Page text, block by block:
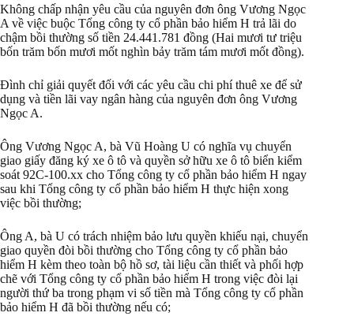
Không chấp nhận yêu cầu của nguyên đơn ông Vương Ngọc
A về việc buộc Tổng công ty cổ phần bảo hiểm H trả lãi do
chậm bồi thường số tiền 24.441.781 đồng (Hai mươi tư triệu
bốn trăm bốn mươi mốt nghìn bảy trăm tám mươi mốt đồng).
Đình chỉ giải quyết đối với các yêu cầu chi phí thuê xe để sử
dụng và tiền lãi vay ngân hàng của nguyên đơn ông Vương
Ngọc A.
Ông Vương Ngọc A, bà Vũ Hoàng U có nghĩa vụ chuyển
giao giấy đăng ký xe ô tô và quyền sở hữu xe ô tô biển kiểm
soát 92C-100.xx cho Tổng công ty cổ phần bảo hiểm H ngay
sau khi Tổng công ty cổ phần bảo hiểm H thực hiện xong
việc bồi thường;
Ông A, bà U có trách nhiệm bảo lưu quyền khiếu nại, chuyển
giao quyền đòi bồi thường cho Tổng công ty cổ phần bảo
hiểm H kèm theo toàn bộ hồ sơ, tài liệu cần thiết và phối hợp
chẽ với Tổng công ty cổ phần bảo hiểm H trong việc đòi lại
người thứ ba trong phạm vi số tiền mà Tổng công ty cổ phần
bảo hiểm H đã bồi thường nếu có;